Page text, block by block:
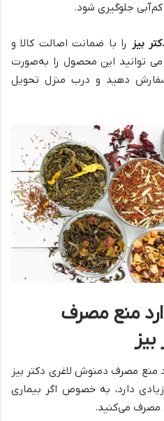
کم‌آبی جلوگیری شود.
بیز را با ضمانت اصالت کالا و
توانید این محصول را به‌صورت
دهید و درب منزل تحویل
منع مصرف
منع مصرف دمنوش لاغری دکتر بیز
دارد، به خصوص اگر بیماری
مصرف می‌کنید.